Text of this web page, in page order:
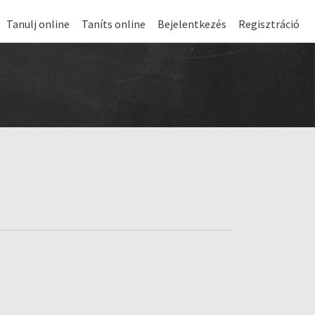
Tanulj online Taníts online Bejelentkezés Regisztráció